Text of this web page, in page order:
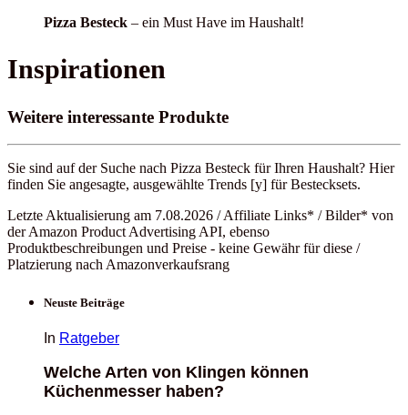
Pizza Besteck – ein Must Have im Haushalt!
Inspirationen
Weitere interessante Produkte
Sie sind auf der Suche nach Pizza Besteck für Ihren Haushalt? Hier
finden Sie angesagte, ausgewählte Trends [y] für Bestecksets.
Letzte Aktualisierung am 7.08.2026 / Affiliate Links* / Bilder* von
der Amazon Product Advertising API, ebenso
Produktbeschreibungen und Preise - keine Gewähr für diese /
Platzierung nach Amazonverkaufsrang
Neuste Beiträge
In Ratgeber
Welche Arten von Klingen können
Küchenmesser haben?